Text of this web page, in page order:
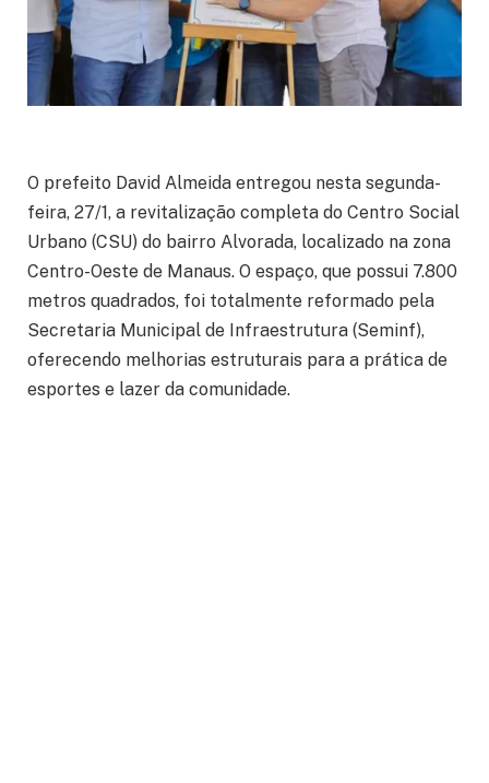
O prefeito David Almeida entregou nesta segunda-
feira, 27/1, a revitalização completa do Centro Social
Urbano (CSU) do bairro Alvorada, localizado na zona
Centro-Oeste de Manaus. O espaço, que possui 7.800
metros quadrados, foi totalmente reformado pela
Secretaria Municipal de Infraestrutura (Seminf),
oferecendo melhorias estruturais para a prática de
esportes e lazer da comunidade.